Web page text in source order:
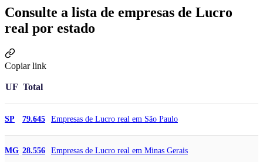
Consulte a lista de empresas de Lucro
real por estado
Copiar link
UF Total
SP 79.645 Empresas de Lucro real em São Paulo
MG 28.556 Empresas de Lucro real em Minas Gerais